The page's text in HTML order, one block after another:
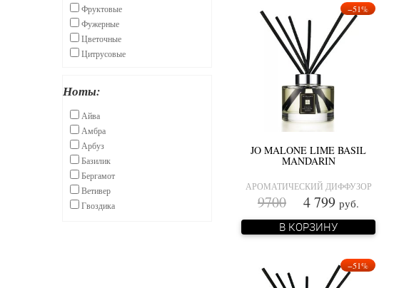
Фруктовые
Фужерные
Цветочные
Цитрусовые
Ноты:
Айва
Амбра
Арбуз
Базилик
Бергамот
Ветивер
Гвоздика
−51%
JO MALONE LIME BASIL
MANDARIN
АРОМАТИЧЕСКИЙ ДИФФУЗОР
9700 4 799 руб.
В КОРЗИНУ
−51%